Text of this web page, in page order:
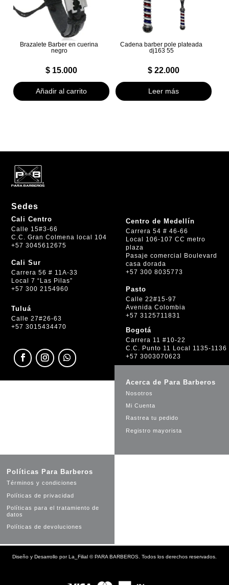
Brazalete Barber en cuerina
negro
$15.000
Añadir al carrito
Cadena barber pole plateada
dj163 55
$22.000
Leer más
Sedes
Cali Centro
Calle 15#3-66
C.C. Gran Colmena local 104
+57 3045612675
Cali Sur
Carrera 56 # 11A-33
Local 7 “Las Pilas”
+57 300 2154960
Tuluá
Calle 27#26-63
+57 3015434470
Centro de Medellín
Carrera 54 # 46-66
Local 106-107 CC metro
plaza
Pasaje comercial Boulevard
casa dorada
+57 300 8035773
Pasto
Calle 22#15-97
Avenida Colombia
+57 3125711831
Bogotá
Carrera 11 #10-22
C.C. Punto 11 Local 1135-1136
+57 3003070623
Acerca de Para Barberos
Nosotros
Mi Cuenta
Rastrea tu pedido
Registro mayorista
Políticas Para Barberos
Términos y condiciones
Políticas de privacidad
Políticas para el tratamiento de
datos
Políticas de devoluciones
Diseño y Desarrollo porLa_Filial ©PARA BARBEROS. Todos los derechos reservados.